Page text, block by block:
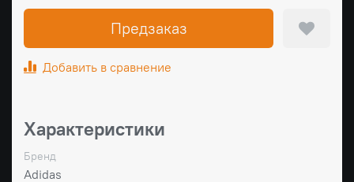
Предзаказ
Добавить в сравнение
Характеристики
Бренд
Adidas